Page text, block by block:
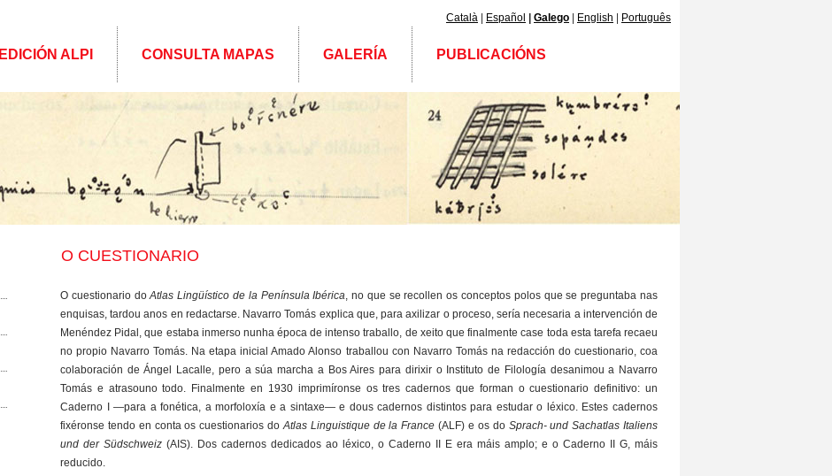
Català Español Galego English Português
EDICIÓN ALPI CONSULTA MAPAS GALERÍA PUBLICACIÓNS
O CUESTIONARIO
O cuestionario doAtlas Lingüístico de la Península Ibérica, no que se recollen os conceptos polos que se preguntaba nas
enquisas, tardou anos en redactarse. Navarro Tomás explica que, para axilizar o proceso, sería necesaria a intervención de
Menéndez Pidal, que estaba inmerso nunha época de intenso traballo, de xeito que finalmente case toda esta tarefa recaeu
no propio Navarro Tomás. Na etapa inicial Amado Alonso traballou con Navarro Tomás na redacción do cuestionario, coa
colaboración de Ángel Lacalle, pero a súa marcha a Bos Aires para dirixir o Instituto de Filología desanimou a Navarro
Tomás e atrasouno todo. Finalmente en 1930 imprimíronse os tres cadernos que forman o cuestionario definitivo: un
Caderno I —para a fonética, a morfoloxía e a sintaxe— e dous cadernos distintos para estudar o léxico. Estes cadernos
fixéronse tendo en conta os cuestionarios doAtlas Linguistique de la France(ALF) e os do Sprach- und Sachatlas Italiens
und der Südschweiz (AIS). Dos cadernos dedicados ao léxico, o Caderno II E era máis amplo; e o Caderno II G, máis
reducido.